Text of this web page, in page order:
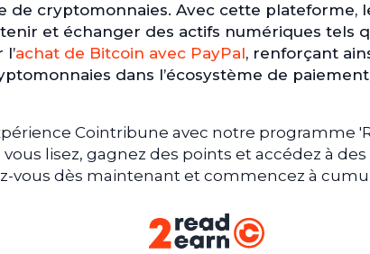
de cryptomonnaies. Avec cette plateforme,
et échanger des actifs numériques tels
achat de Bitcoin avec PayPal, renforçant
dans l’écosystème de
Cointribune avec notre programme
lisez, gagnez des points et accédez à
vous dès maintenant et commencez à